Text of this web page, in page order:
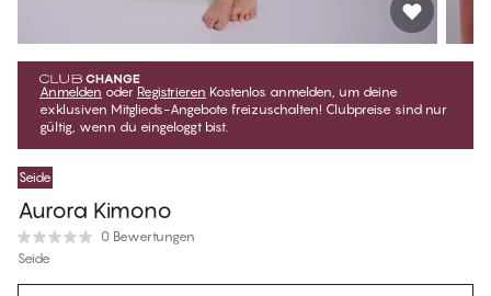
Anmelden oder Registrieren Kostenlos anmelden, um deine
exklusiven Mitglieds-Angebote freizuschalten! Clubpreise sind nur
gültig, wenn du eingeloggt bist.
Seide
Aurora Kimono
0 Bewertungen
Seide